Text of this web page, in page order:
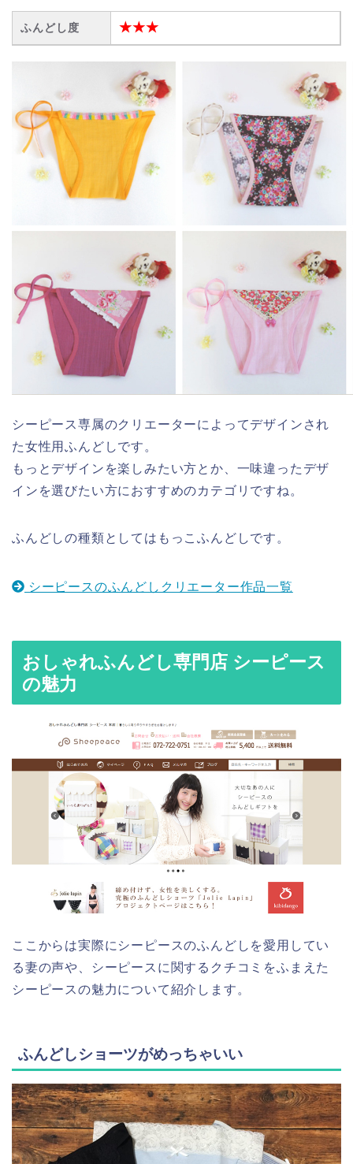
ふんどし度 ★★★
シーピース専属のクリエーターによってデザインされ
た女性用ふんどしです。
もっとデザインを楽しみたい方とか、一味違ったデザ
インを選びたい方におすすめのカテゴリですね。
ふんどしの種類としてはもっこふんどしです。
シーピースのふんどしクリエーター作品一覧
おしゃれふんどし専門店 シーピース
の魅力
ここからは実際にシーピースのふんどしを愛用してい
る妻の声や、シーピースに関するクチコミをふまえた
シーピースの魅力について紹介します。
ふんどしショーツがめっちゃいい